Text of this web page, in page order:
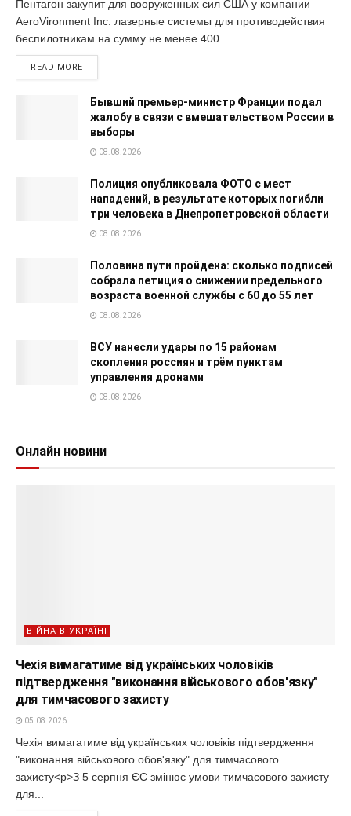
Пентагон закупит для вооруженных сил США у компании
AeroVironment Inc. лазерные системы для противодействия
беспилотникам на сумму не менее 400...
READ MORE
Бывший премьер-министр Франции подал
жалобу в связи с вмешательством России в
выборы
08.08.2026
Полиция опубликовала ФОТО с мест
нападений, в результате которых погибли
три человека в Днепропетровской области
08.08.2026
Половина пути пройдена: сколько подписей
собрала петиция о снижении предельного
возраста военной службы с 60 до 55 лет
08.08.2026
ВСУ нанесли удары по 15 районам
скопления россиян и трём пунктам
управления дронами
08.08.2026
Онлайн новини
ВІЙНА В УКРАЇНІ
Чехія вимагатиме від українських чоловіків
підтвердження "виконання військового обов'язку"
для тимчасового захисту
05.08.2026
Чехія вимагатиме від українських чоловіків підтвердження
"виконання військового обов'язку" для тимчасового
захисту<p>З 5 серпня ЄС змінює умови тимчасового захисту
для...